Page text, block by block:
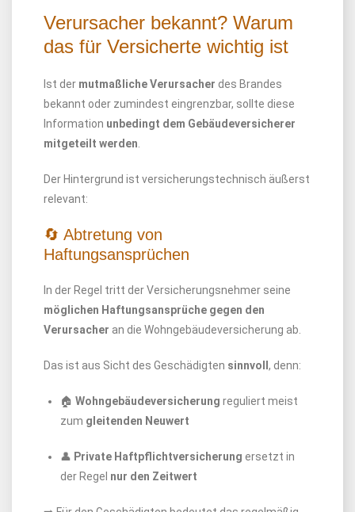
Verursacher bekannt? Warum
das für Versicherte wichtig ist
Ist der mutmaßliche Verursacher des Brandes
bekannt oder zumindest eingrenzbar, sollte diese
Information unbedingt dem Gebäudeversicherer
mitgeteilt werden
Der Hintergrund ist versicherungstechnisch äußerst
relevant:
🔄 Abtretung von
Haftungsansprüchen
In der Regel tritt der Versicherungsnehmer seine
möglichen Haftungsansprüche gegen den
Verursacher an die Wohngebäudeversicherung ab.
Das ist aus Sicht des Geschädigten sinnvoll , denn:
🏠 Wohngebäudeversicherung reguliert meist
zum gleitenden Neuwert
👤 Private Haftpflichtversicherung ersetzt in
der Regel nur den Zeitwert